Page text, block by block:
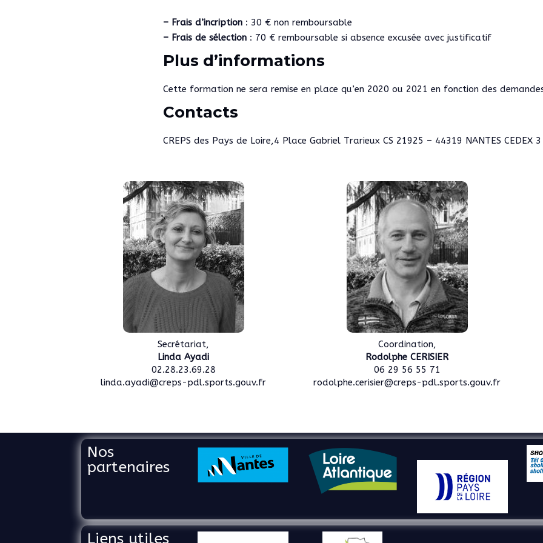
– Frais d’incription : 30 € non remboursable
– Frais de sélection: 70 € remboursable si absence excusée avec justificatif
Plus d’informations
Cette formation ne sera remise en place qu’en 2020 ou 2021 en fonction des
Contacts
CREPS des Pays de Loire,4 Place Gabriel Trarieux CS 21925 – 44319 NANTES CEDEX 3
Secrétariat,
Linda Ayadi
02.28.23.69.28
linda.ayadi@creps-pdl.sports.gouv.fr
Coordination,
Rodolphe CERISIER
06 29 56 55 71
rodolphe.cerisier@creps-pdl.sports.gouv.fr
Nos
partenaires
Liens utiles